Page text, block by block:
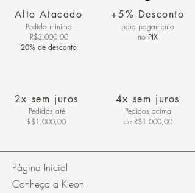
Alto Atacado
Pedido mínimo
R$3.000,00
20% de desconto
2x sem juros
Pedidos até
R$1.000,00
+5% Desconto
para pagamento
no PIX
4x sem juros
Pedidos acima
de R$1.000,00
Página Inicial
Conheça a Kleon